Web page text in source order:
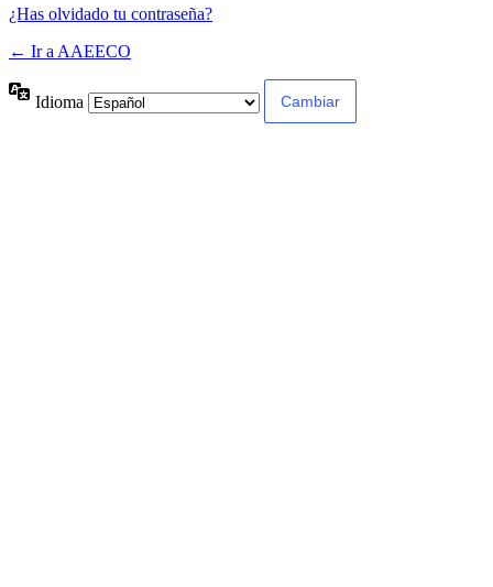
¿Has olvidado tu contraseña?
← Ir a AAEECO
Idioma